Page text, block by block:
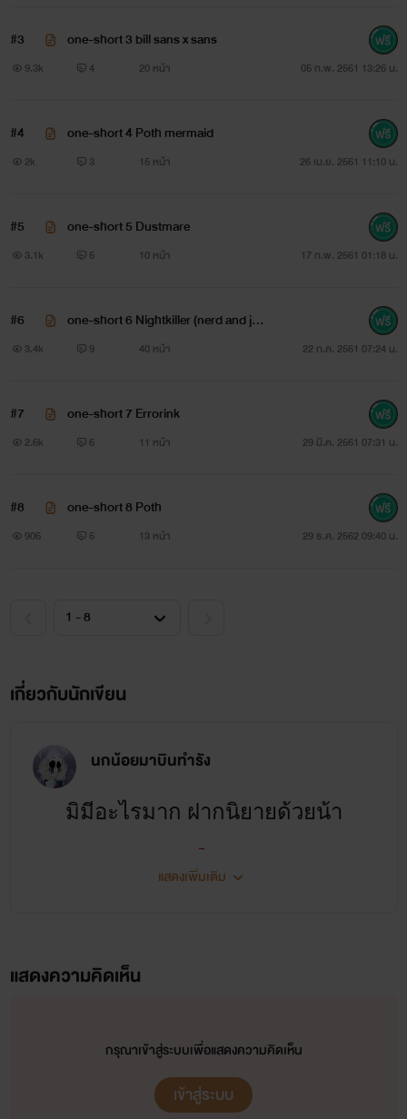
#3 one-short 3 bill sans x sans
9.3k 4 20 หน้า 05 ก.พ. 2561 13:26 น.
#4 one-short 4 Poth mermaid
2k 3 15 หน้า 26 เม.ย. 2561 11:10 น.
#5 one-short 5 Dustmare
3.1k 5 10 หน้า 17 ก.พ. 2561 01:18 น.
#6
one-short 6 Nightkiller (nerd and joc
k)
3.4k 9 40 หน้า 22 ก.ค. 2561 07:24 น.
#7 one-short 7 Errorink
2.6k 6 11 หน้า 29 มี.ค. 2561 07:31 น.
#8 one-short 8 Poth
906 5 13 หน้า 29 ธ.ค. 2562 09:40 น.
เกี่ยวกับนักเขียน
นกน้อยมาบินทำรัง
มิมีอะไรมาก ฝากนิยายด้วยน้า
แสดงเพิ่มเติม
แสดงความคิดเห็น
กรุณาเข้าสู่ระบบเพื่อแสดงความคิดเห็น
เข้าสู่ระบบ